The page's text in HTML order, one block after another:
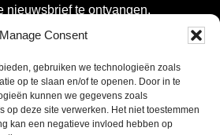
Manage Consent
gebruiken we technologieën zoals
op te slaan en/of te openen. Door in te
kunnen we gegevens zoals
op deze site verwerken. Het niet toestemmen
kan een negatieve invloed hebben op
nieuwsbrief te ontvangen.